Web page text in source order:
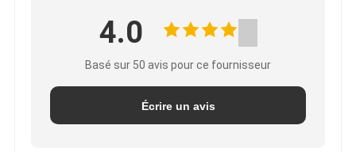
4.0
Basé sur 50 avis pour ce fournisseur
Écrire un avis